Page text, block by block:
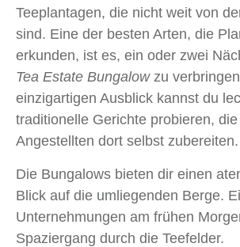
Teeplantagen, die nicht weit von
sind. Eine der besten Arten, die
erkunden, ist es, ein oder zwei
Tea Estate Bungalowzu
einzigartigen Ausblick kannst du
traditionelle Gerichte probieren,
Angestellten dort selbst zubereiten.
Die Bungalows bieten dir einen
Blick auf die umliegenden Berge.
Unternehmungen am frühen
Spaziergang durch die Teefelder.